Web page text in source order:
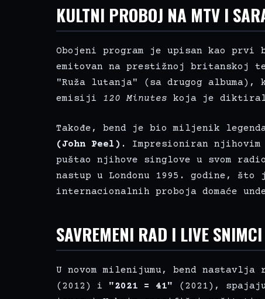
KULTNI PROBOJ NA MTV I
Obojeni program je upisan kao
emitovan na prestižnoj britanskoj
"Ruža lutanja" (sa drugog
emisiji 120 Minutes koja je
Takođe, bend je bio miljenik
(John Peel) . Impresioniran njihovim
puštao njihove singlove u svom
nastup u Londonu 1995. godine,
internacionalnih proboja domaće
SAVREMENI RAD I LIVE
U novom milenijumu, bend nastavlja
(2012) i "2021 = 41"
(2021),